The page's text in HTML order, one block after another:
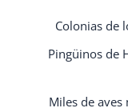
Colonias de
Pingüinos de
Miles de